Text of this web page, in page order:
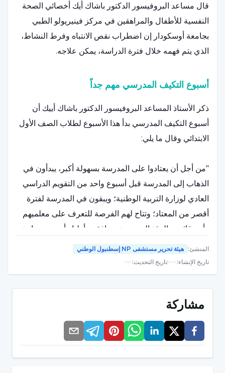
قال مساعد البروفيسور الدكتور باشاك أيك أخصائي الصحة
النفسية للأطفال والمراهقين في مركز فينيريولو الطبي
بجامعة أوسكودار إن اضطراب نقص الانتباه وفرط النشاط،
الذي يتم فهمه خلال فترة الدراسة، يمكن علاجه.
أسبوع التكيف المدرسي مهم جداً
ذكر الأستاذ المساعد البروفيسور الدكتور باشاك أييك أن
أسبوع التكيف المدرسي بدأ هذا الأسبوع لطلاب الصف الأول
الابتدائي وقال ما يلي:
"من أجل أن يعتادوا على المدرسة بسهولة أكبر، يبدأون في
الذهاب إلى المدرسة قبل أسبوع واحد من التقويم الدراسي
العادي لوزارة التربية الوطنية؛ ويبقون في المدرسة لفترة
أقصر من المعتاد؛ وتتاح لهم الفرصة للتعرف على معلميهم
وأصدقائهم والبيئة المدرسية ويرافقهم أولياء أمورهم براحة
أكبر. تعتبر هذه العملية مهمة جدًا من حيث تقليل قلق
الأطفال ومخاوفهم من المدرسة، مما يمكّن العديد منهم من
التكيف مع المدرسة بسهولة أكبر وبداية سلسة. وفي إشارة
إلى أن الأطفال الذين وصلوا إلى المستوى المناسب من
النمو العقلي والسلوكي والعاطفي للمدرسة يمكنهم بدء
التعليم الابتدائي، ولكن ليس كل طفل يبدأ المدرسة قد لا
يكون قد اكتسب مهارات كافية في هذه المجالات من النمو،
المنشئ: هيئة تحرير مستشفى NP إسطنبول الوطني
تاريخ الإنشاء:
|تاريخ التحديث:
مشاركة